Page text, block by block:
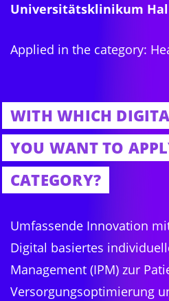
Universitätsklinikum
Applied in the category:
WITH WHICH
YOU WANT TO
CATEGORY?
Umfassende Innovation
Digital basiertes
Management (IPM) zur
Versorgungsoptimierung